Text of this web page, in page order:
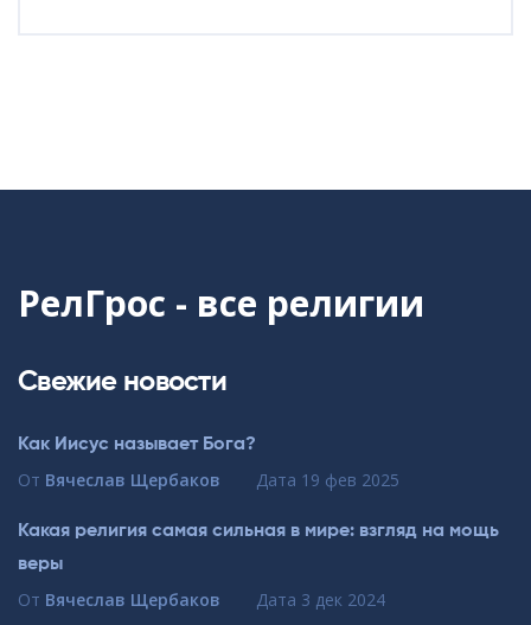
РелГрос - все религии
Свежие новости
Как Иисус называет Бога?
От Вячеслав Щербаков Дата 19 фев 2025
Какая религия самая сильная в мире: взгляд на мощь
веры
От Вячеслав Щербаков Дата 3 дек 2024